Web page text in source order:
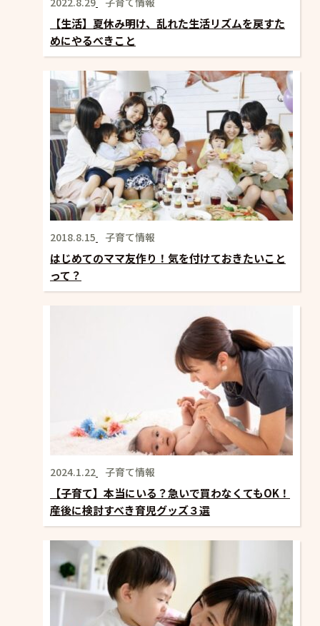
【生活】夏休み明け、乱れた生活リズムを戻すた
めにやるべきこと
2018.8.15 子育て情報
はじめてのママ友作り！気を付けておきたいこと
って？
2024.1.22 子育て情報
【子育て】本当にいる？急いで買わなくてもOK！
産後に検討すべき育児グッズ３選